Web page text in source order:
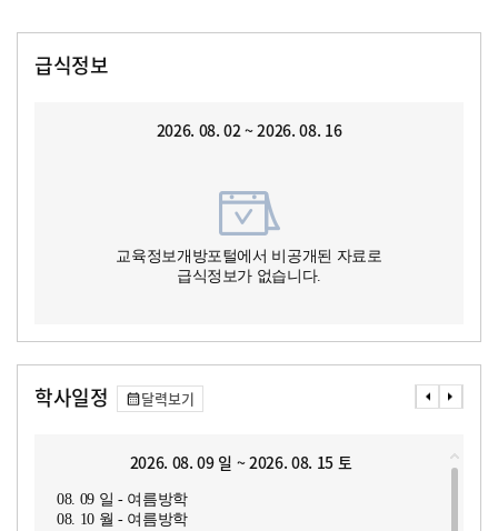
급식정보
2026. 08. 02 ~ 2026. 08. 16
교육정보개방포털에서 비공개된 자료로
급식정보가 없습니다.
학사일정 달력보기
2026. 08. 09 일 ~ 2026. 08. 15 토
08. 09 일 - 여름방학
08. 10 월 - 여름방학